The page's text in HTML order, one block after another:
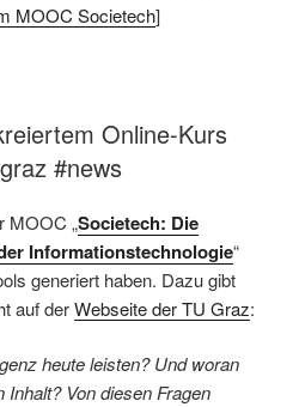
MOOC Societech]
Online-Kurs
#news
MOOC „Societech: Die
Informationstechnologie“
generiert haben. Dazu gibt
auf derWebseite der TU Graz:
heute leisten? Und woran
Von diesen Fragen